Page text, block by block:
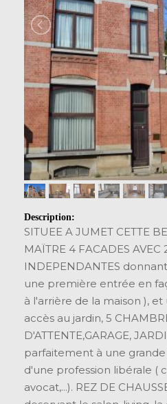
Description:
SITUEE A JUMET CETTE
MAÏTRE 4 FACADES AVEC
INDEPENDANTES
une première entrée en
à l'arrière de la maison ),
accès au jardin, 5
D'ATTENTE,GARAGE,
parfaitement à une grande
d'une profession libérale (
avocat,...). REZ DE